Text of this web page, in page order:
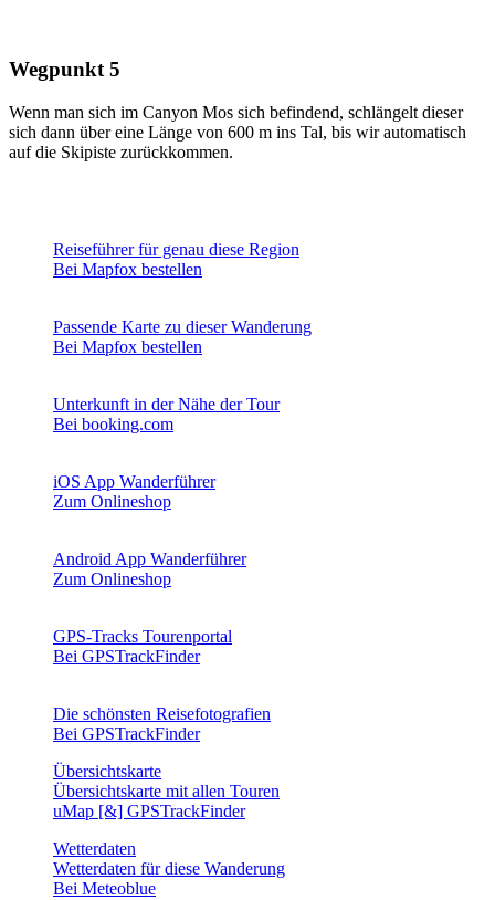
Wegpunkt 5
Wenn man sich im Canyon Mos sich befindend, schlängelt dieser
sich dann über eine Länge von 600 m ins Tal, bis wir automatisch
auf die Skipiste zurückkommen.
Reiseführer für genau diese Region
Bei Mapfox bestellen
Passende Karte zu dieser Wanderung
Bei Mapfox bestellen
Unterkunft in der Nähe der Tour
Bei booking.com
iOS App Wanderführer
Zum Onlineshop
Android App Wanderführer
Zum Onlineshop
GPS-Tracks Tourenportal
Bei GPSTrackFinder
Die schönsten Reisefotografien
Bei GPSTrackFinder
Übersichtskarte
Übersichtskarte mit allen Touren
uMap [&] GPSTrackFinder
Wetterdaten
Wetterdaten für diese Wanderung
Bei Meteoblue